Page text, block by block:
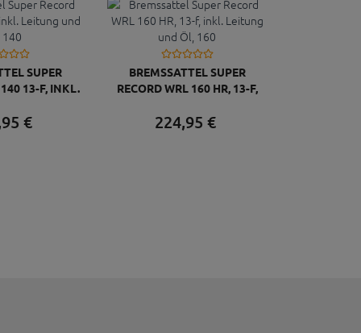
SUPER
13-F, INKL.
95 €
BREMSSATTEL SUPER
RECORD WRL 160 HR, 13-F,
224,95 €